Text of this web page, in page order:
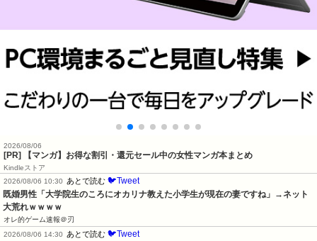
2026/08/06
[PR] 【マンガ】お得な割引・還元セール中の女性マンガ本まとめ
Kindleストア
2026/08/06 10:30
あとで読む 🐦Tweet
既婚男性「大学院生のころにオカリナ教えた小学生が現在の妻ですね」→ネット
大荒れｗｗｗｗ
オレ的ゲーム速報＠刃
2026/08/06 14:30
あとで読む 🐦Tweet